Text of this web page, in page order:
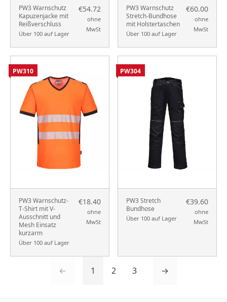
PW3 Warnschutz
Kapuzenjacke mit
Reißverschluss
Über 100 auf Lager
€54.72
ohne
MwSt
PW3 Warnschutz
Stretch-Bundhose
mit Holstertaschen
Über 100 auf Lager
€60.00
ohne
MwSt
PW3 Warnschutz-
T-Shirt mit V-
Ausschnitt und
Mesh Einsatz
kurzarm
Über 100 auf Lager
€18.40
ohne
MwSt
PW310
PW3 Stretch
Bundhose
Über 100 auf Lager
€39.60
ohne
MwSt
PW304
← 1 2 3 →